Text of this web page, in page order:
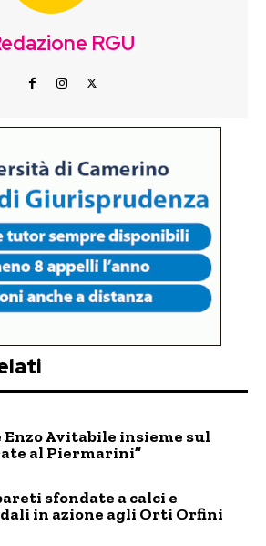
RGU
Enzo Avitabile insieme sul
al Piermarini”
sfondate a calci e
in azione agli Orti Orfini